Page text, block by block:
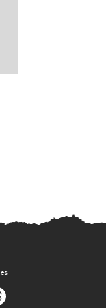
window
new window
in new window
in new window